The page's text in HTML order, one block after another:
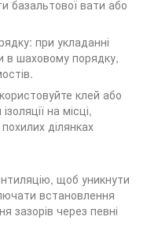
базальтової вати або
при укладанні
в шаховому порядку,
клей або
на місці,
ділянках
щоб уникнути
встановлення
зазорів через певні